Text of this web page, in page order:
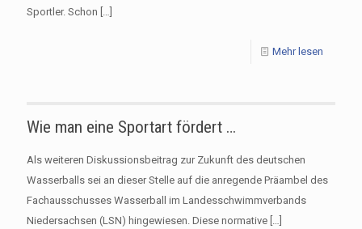
Sportler. Schon […]
Mehr lesen
Wie man eine Sportart fördert …
Als weiteren Diskussionsbeitrag zur Zukunft des deutschen
Wasserballs sei an dieser Stelle auf die anregende Präambel des
Fachausschusses Wasserball im Landesschwimmverbands
Niedersachsen (LSN) hingewiesen. Diese normative […]